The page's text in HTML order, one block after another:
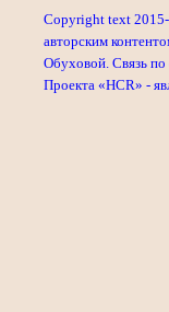
Copyright text
авторским
Обуховой. Связь
Проекта «HCR» -